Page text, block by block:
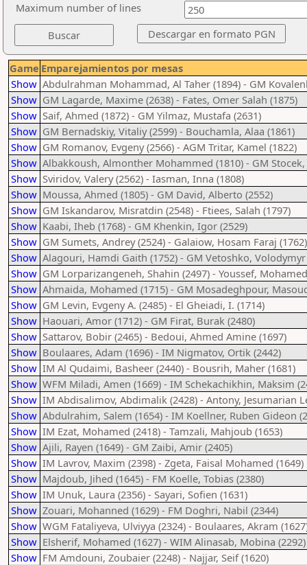
Maximum number of lines
Game Emparejamientos por mesas
Show Abdulrahman Mohammad, Al Taher (1894) - GM
Show GM Lagarde, Maxime (2638) - Fates, Omer Salah (1875)
Show Saif, Ahmed (1872) - GM Yilmaz, Mustafa (2631)
Show GM Bernadskiy, Vitaliy (2599) - Bouchamla, Alaa (1861)
Show GM Romanov, Evgeny (2566) - AGM Tritar, Kamel (1822)
Show Albakkoush, Almonther Mohammed (1810) - GM Stocek,
Show Sviridov, Valery (2562) - Iasman, Inna (1808)
Show Moussa, Ahmed (1805) - GM David, Alberto (2552)
Show GM Iskandarov, Misratdin (2548) - Ftiees, Salah (1797)
Show Kaabi, Iheb (1768) - GM Khenkin, Igor (2529)
Show GM Sumets, Andrey (2524) - Galaiow, Hosam Faraj (1762)
Show Alagouri, Hamdi Gaith (1752) - GM Vetoshko, Volodymyr
Show GM Lorparizangeneh, Shahin (2497) - Youssef,
Show Ahmaida, Mohamed (1715) - GM Mosadeghpour,
Show GM Levin, Evgeny A. (2485) - El Gheiadi, I. (1714)
Show Haouari, Amor (1712) - GM Firat, Burak (2480)
Show Sattarov, Bobir (2465) - Bedoui, Ahmed Amine (1697)
Show Boulaares, Adam (1696) - IM Nigmatov, Ortik (2442)
Show IM Al Qudaimi, Basheer (2440) - Bousrih, Maher (1681)
Show WFM Miladi, Amen (1669) - IM Schekachikhin, Maksim
Show IM Abdisalimov, Abdimalik (2428) - Antony, Jesumarian
Show Abdulrahim, Salem (1654) - IM Koellner, Ruben Gideon
Show IM Ezat, Mohamed (2418) - Tamzali, Mahjoub (1653)
Show Ajili, Rayen (1649) - GM Zaibi, Amir (2405)
Show IM Lavrov, Maxim (2398) - Zgeta, Faisal Mohamed (1649)
Show Majdoub, Jihed (1645) - FM Koelle, Tobias (2380)
Show IM Unuk, Laura (2356) - Sayari, Sofien (1631)
Show Zouari, Mohanned (1629) - FM Doghri, Nabil (2344)
Show WGM Fataliyeva, Ulviyya (2324) - Boulaares, Akram
Show Elsherif, Mohamed (1627) - WIM Alinasab, Mobina (2292)
Show FM Amdouni, Zoubaier (2248) - Najjar, Seif (1620)